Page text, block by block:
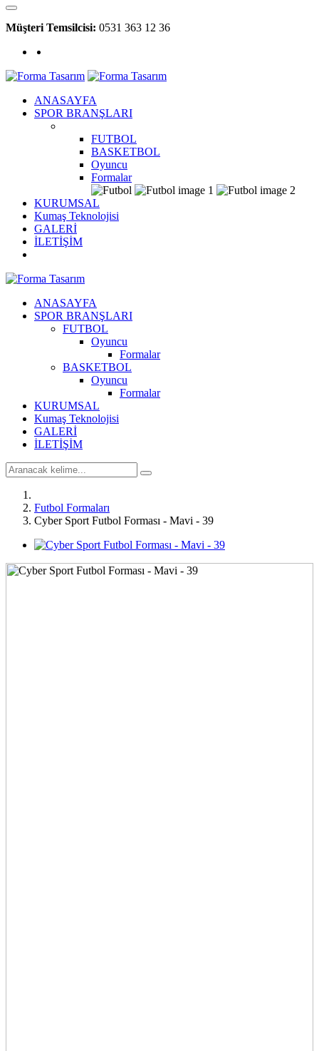
Müşteri Temsilcisi: 0531 363 12 36
ANASAYFA
SPOR BRANŞLARI
FUTBOL
BASKETBOL
Oyuncu
Formalar
KURUMSAL
Kumaş Teknolojisi
GALERİ
İLETİŞİM
ANASAYFA
SPOR BRANŞLARI
FUTBOL
Oyuncu
Formalar
BASKETBOL
Oyuncu
Formalar
KURUMSAL
Kumaş Teknolojisi
GALERİ
İLETİŞİM
Futbol Formaları
Cyber Sport Futbol Forması - Mavi - 39